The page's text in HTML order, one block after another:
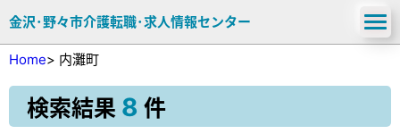
金沢･野々市介護転職･求人情報センター
Home> 内灘町
検索結果 8 件